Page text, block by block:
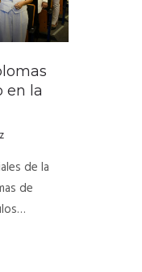
en la
de la
de